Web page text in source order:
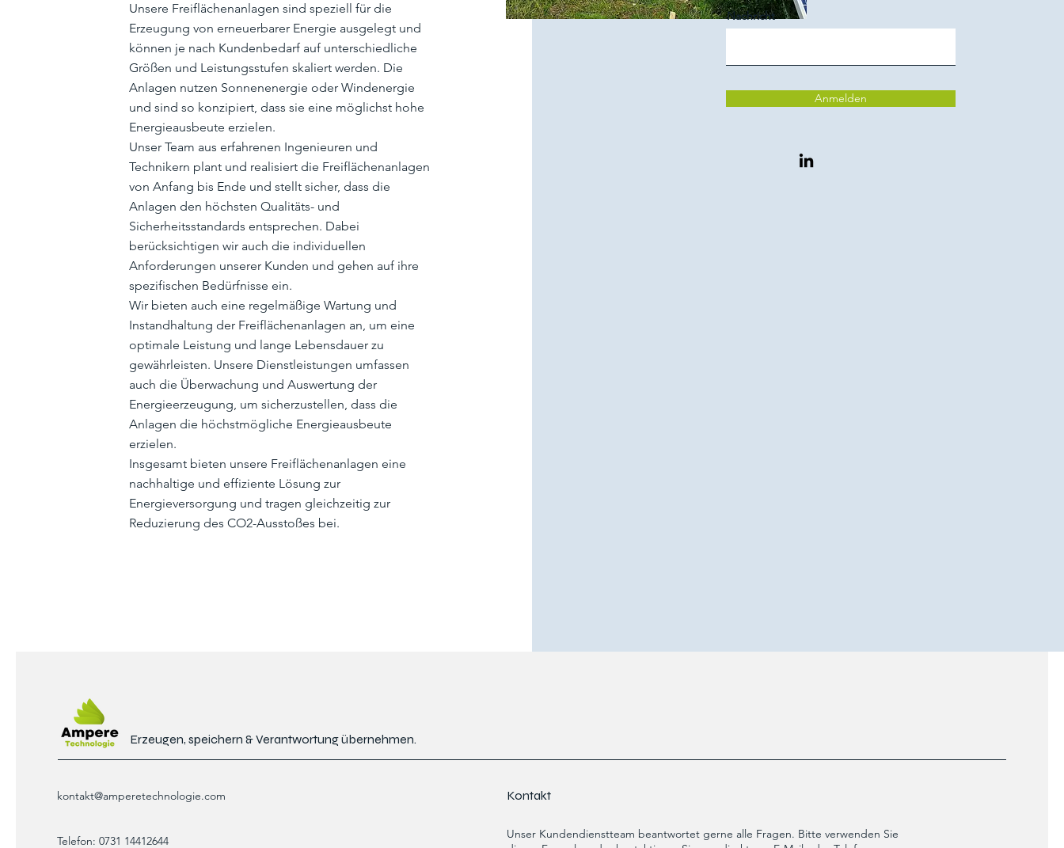
Unsere Freiflächenanlagen sind speziell für die
Erzeugung von erneuerbarer Energie ausgelegt und
können je nach Kundenbedarf auf unterschiedliche
Größen und Leistungsstufen skaliert werden. Die
Anlagen nutzen Sonnenenergie oder Windenergie
und sind so konzipiert, dass sie eine möglichst hohe
Energieausbeute erzielen.
Unser Team aus erfahrenen Ingenieuren und
Technikern plant und realisiert die Freiflächenanlagen
von Anfang bis Ende und stellt sicher, dass die
Anlagen den höchsten Qualitäts- und
Sicherheitsstandards entsprechen. Dabei
berücksichtigen wir auch die individuellen
Anforderungen unserer Kunden und gehen auf ihre
spezifischen Bedürfnisse ein.
Wir bieten auch eine regelmäßige Wartung und
Instandhaltung der Freiflächenanlagen an, um eine
optimale Leistung und lange Lebensdauer zu
gewährleisten. Unsere Dienstleistungen umfassen
auch die Überwachung und Auswertung der
Energieerzeugung, um sicherzustellen, dass die
Anlagen die höchstmögliche Energieausbeute
erzielen.
Insgesamt bieten unsere Freiflächenanlagen eine
nachhaltige und effiziente Lösung zur
Energieversorgung und tragen gleichzeitig zur
Reduzierung des CO2-Ausstoßes bei.
Nachricht
Anmelden
Erzeugen, speichern & Verantwortung übernehmen.
kontakt@amperetechnologie.com
Telefon: 0731 14412644
Kontakt
Unser Kundendienstteam beantwortet gerne alle Fragen. Bitte verwenden Sie